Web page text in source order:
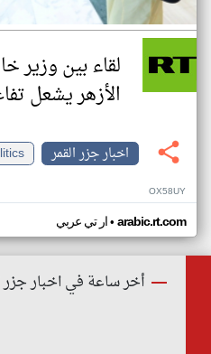
لقاء بين وزير
الأزهر يشعل
اخبار جزر القمر
OX58UY
ار تي عربي• arabic.rt.com
أخر ساعة في اخبار جزر